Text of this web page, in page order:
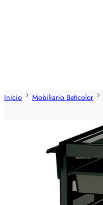
Inicio Mobiliario Beticolor